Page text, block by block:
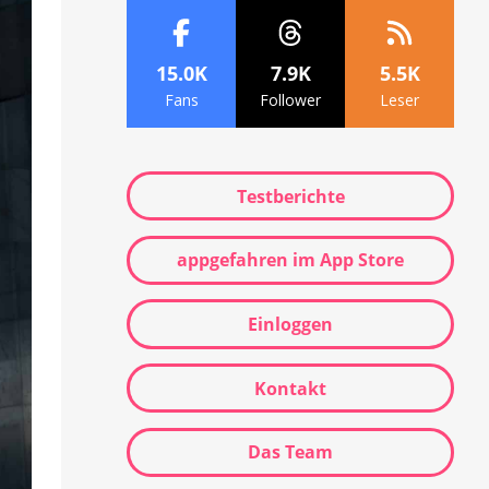
15.0K
Fans
7.9K
Follower
5.5K
Leser
Testberichte
appgefahren im App Store
Einloggen
Kontakt
Das Team